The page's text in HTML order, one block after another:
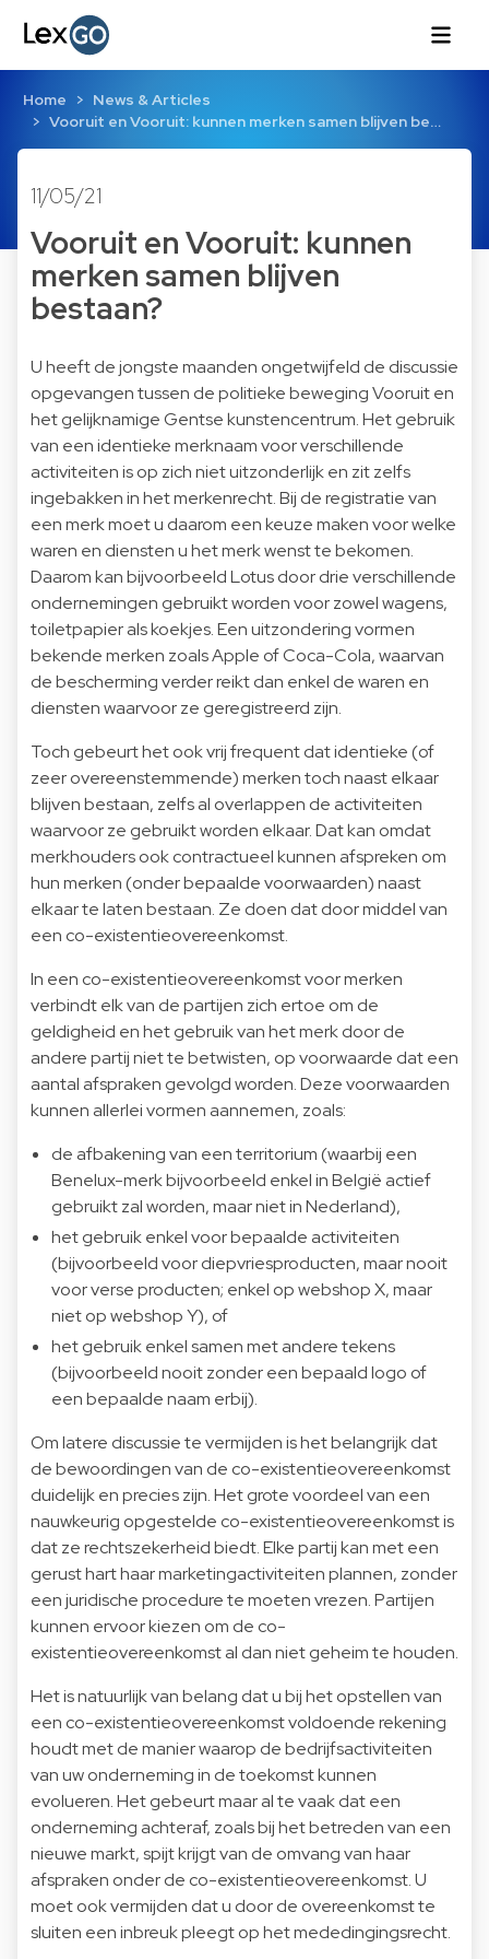
Home
News & Articles
Vooruit en Vooruit: kunnen merken samen blijven be…
11/05/21
Vooruit en Vooruit: kunnen
merken samen blijven
bestaan?
U heeft de jongste maanden ongetwijfeld de discussie
opgevangen tussen de politieke beweging Vooruit en
het gelijknamige Gentse kunstencentrum. Het gebruik
van een identieke merknaam voor verschillende
activiteiten is op zich niet uitzonderlijk en zit zelfs
ingebakken in het merkenrecht. Bij de registratie van
een merk moet u daarom een keuze maken voor welke
waren en diensten u het merk wenst te bekomen.
Daarom kan bijvoorbeeld Lotus door drie verschillende
ondernemingen gebruikt worden voor zowel wagens,
toiletpapier als koekjes. Een uitzondering vormen
bekende merken zoals Apple of Coca-Cola, waarvan
de bescherming verder reikt dan enkel de waren en
diensten waarvoor ze geregistreerd zijn.
Toch gebeurt het ook vrij frequent dat identieke (of
zeer overeenstemmende) merken toch naast elkaar
blijven bestaan, zelfs al overlappen de activiteiten
waarvoor ze gebruikt worden elkaar. Dat kan omdat
merkhouders ook contractueel kunnen afspreken om
hun merken (onder bepaalde voorwaarden) naast
elkaar te laten bestaan. Ze doen dat door middel van
een co-existentieovereenkomst.
In een co-existentieovereenkomst voor merken
verbindt elk van de partijen zich ertoe om de
geldigheid en het gebruik van het merk door de
andere partij niet te betwisten, op voorwaarde dat een
aantal afspraken gevolgd worden. Deze voorwaarden
kunnen allerlei vormen aannemen, zoals:
de afbakening van een territorium (waarbij een
Benelux-merk bijvoorbeeld enkel in België actief
gebruikt zal worden, maar niet in Nederland),
het gebruik enkel voor bepaalde activiteiten
(bijvoorbeeld voor diepvriesproducten, maar nooit
voor verse producten; enkel op webshop X, maar
niet op webshop Y), of
het gebruik enkel samen met andere tekens
(bijvoorbeeld nooit zonder een bepaald logo of
een bepaalde naam erbij).
Om latere discussie te vermijden is het belangrijk dat
de bewoordingen van de co-existentieovereenkomst
duidelijk en precies zijn. Het grote voordeel van een
nauwkeurig opgestelde co-existentieovereenkomst is
dat ze rechtszekerheid biedt. Elke partij kan met een
gerust hart haar marketingactiviteiten plannen, zonder
een juridische procedure te moeten vrezen. Partijen
kunnen ervoor kiezen om de co-
existentieovereenkomst al dan niet geheim te houden.
Het is natuurlijk van belang dat u bij het opstellen van
een co-existentieovereenkomst voldoende rekening
houdt met de manier waarop de bedrijfsactiviteiten
van uw onderneming in de toekomst kunnen
evolueren. Het gebeurt maar al te vaak dat een
onderneming achteraf, zoals bij het betreden van een
nieuwe markt, spijt krijgt van de omvang van haar
afspraken onder de co-existentieovereenkomst. U
moet ook vermijden dat u door de overeenkomst te
sluiten een inbreuk pleegt op het mededingingsrecht.